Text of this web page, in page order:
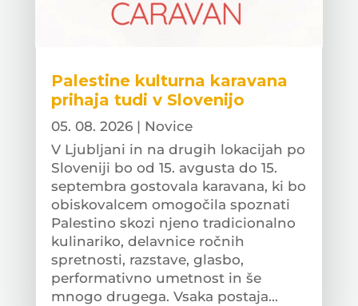
Palestine kulturna karavana
prihaja tudi v Slovenijo
05. 08. 2026| Novice
V Ljubljani in na drugih lokacijah po
Sloveniji bo od 15. avgusta do 15.
septembra gostovala karavana, ki bo
obiskovalcem omogočila spoznati
Palestino skozi njeno tradicionalno
kulinariko, delavnice ročnih
spretnosti, razstave, glasbo,
performativno umetnost in še
mnogo drugega. Vsaka postaja...